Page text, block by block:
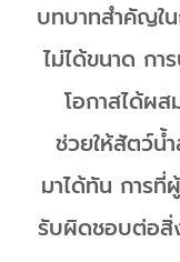
บทบาทสำคัญใ
ไม่ได้ขนาด กา
โอกาสได้ผ
ช่วยให้สัตว์น้
มาได้ทัน การที่
รับผิดชอบต่อสิ่